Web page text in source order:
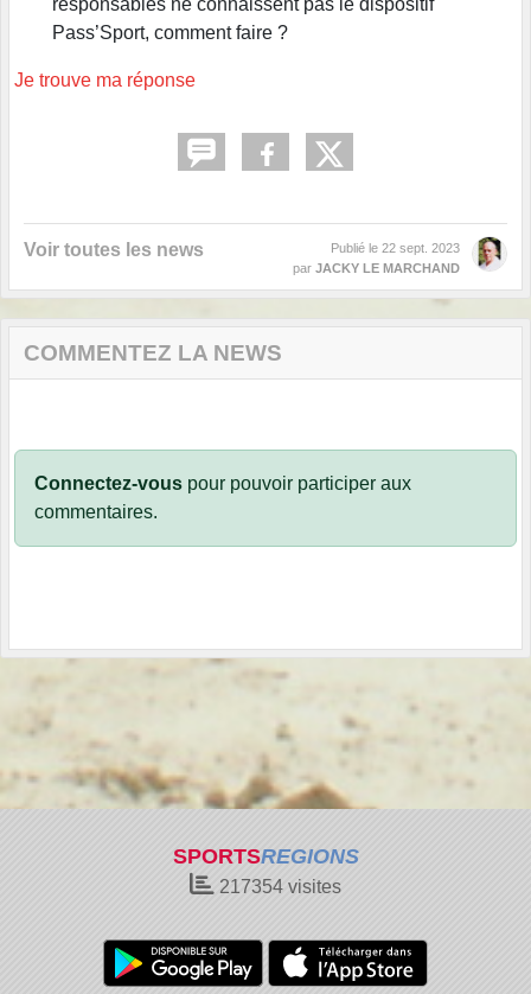
responsables ne connaissent pas le dispositif
Pass’Sport, comment faire ?
Je trouve ma réponse
Voir toutes les news Publié le 22 sept. 2023
par JACKY LE MARCHAND
COMMENTEZ LA NEWS
Connectez-vous pour pouvoir participer aux
commentaires.
SPORTSREGIONS
217354 visites